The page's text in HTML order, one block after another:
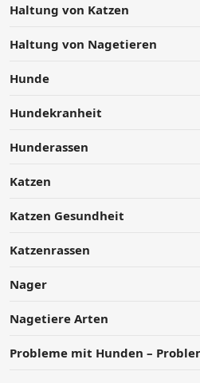
Haltung von Katzen
Haltung von Nagetieren
Hunde
Hundekranheit
Hunderassen
Katzen
Katzen Gesundheit
Katzenrassen
Nager
Nagetiere Arten
Probleme mit Hunden –